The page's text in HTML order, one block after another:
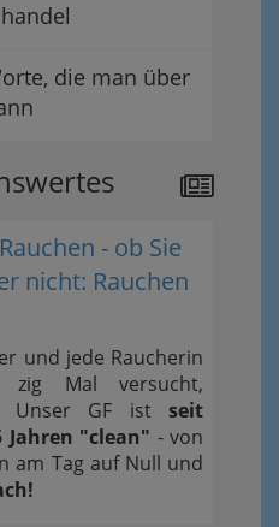
die man über
- ob Sie
nicht: Rauchen
und jede Raucherin
zig Mal versucht,
Unser GF ist seit
Jahren "clean" - von
am Tag auf Null und